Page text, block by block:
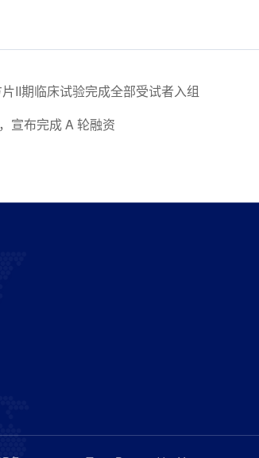
II期临床试验完成全部受试者入组
宣布完成 A 轮融资